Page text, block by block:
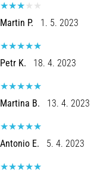
Martin P. 1. 5. 2023
Petr K. 18. 4. 2023
Martina B. 13. 4. 2023
Antonio E. 5. 4. 2023